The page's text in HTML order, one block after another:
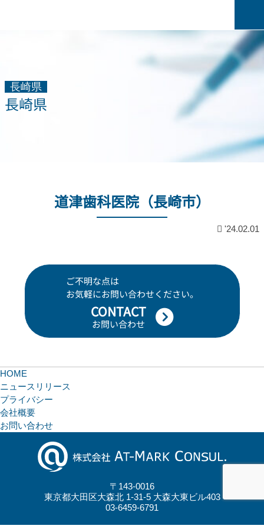
長崎県
長崎県
道津歯科医院（長崎市）
'24.02.01
ご不明な点は
お気軽にお問い合わせください。
CONTACT
お問い合わせ
HOME
ニュースリリース
プライバシー
会社概要
お問い合わせ
〒143-0016
東京都大田区大森北 1-31-5 大森大東ビル403
03-6459-6791